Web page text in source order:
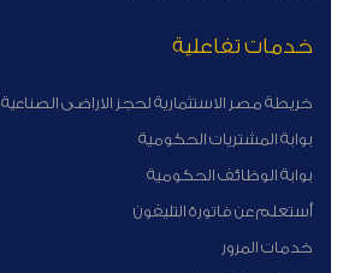
خدمات تفاعلية
خريطة مصر الاستثمارية لحجز الاراضى الصناعية
بوابة المشتريات الحكومية
بوابة الوظائف الحكومية
أستعلم عن فاتورة التليفون
خدمات المرور